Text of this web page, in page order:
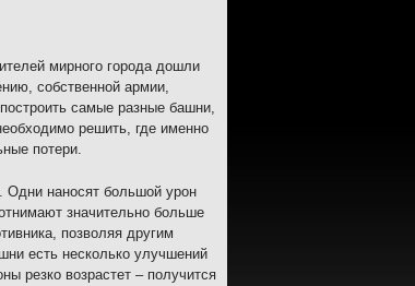
мирного города дошли
собственной армии,
самые разные башни,
решить, где именно
потери.
Одни наносят большой урон
значительно больше
позволяя другим
есть несколько улучшений
резко возрастет – получится